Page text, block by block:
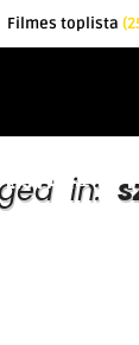
Filmes toplista
in: